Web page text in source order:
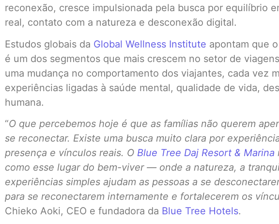
reconexão, cresce impulsionada pela busca por equilíbrio
real, contato com a natureza e desconexão digital.
Estudos globais da Global Wellness Institute apontam que
é um dos segmentos que mais crescem no setor de
uma mudança no comportamento dos viajantes, cada vez
experiências ligadas à saúde mental, qualidade de vida,
humana.
“O que percebemos hoje é que as famílias não querem
se reconectar. Existe uma busca muito clara por
presença e vínculos reais. O Blue Tree Daj Resort & Marina
como esse lugar do bem-viver — onde a natureza, a
experiências simples ajudam as pessoas a se
para se reconectarem internamente e fortalecerem os
Chieko Aoki, CEO e fundadora da Blue Tree Hotels.